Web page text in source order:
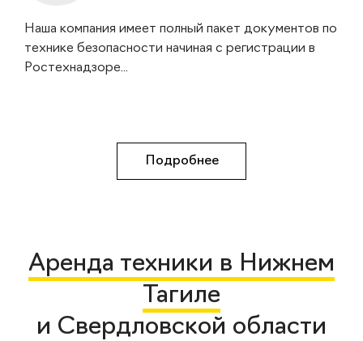
Наша компания имеет полный пакет документов по
технике безопасности начиная с регистрации в
Ростехнадзоре...
Подробнее
Аренда техники в Нижнем
Тагиле
и Свердловской области